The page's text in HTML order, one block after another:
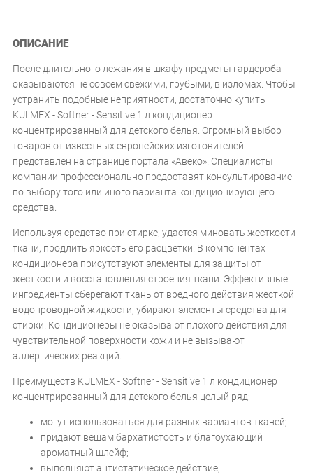
ОПИСАНИЕ
После длительного лежания в шкафу предметы гардероба
оказываются не совсем свежими, грубыми, в изломах. Чтобы
устранить подобные неприятности, достаточно купить
KULMEX - Softner - Sensitive 1 л кондиционер
концентрированный для детского белья. Огромный выбор
товаров от известных европейских изготовителей
представлен на странице портала «Авеко». Специалисты
компании профессионально предоставят консультирование
по выбору того или иного варианта кондиционирующего
средства.
Используя средство при стирке, удастся миновать жесткости
ткани, продлить яркость его расцветки. В компонентах
кондиционера присутствуют элементы для защиты от
жесткости и восстановления строения ткани. Эффективные
ингредиенты сберегают ткань от вредного действия жесткой
водопроводной жидкости, убирают элементы средства для
стирки. Кондиционеры не оказывают плохого действия для
чувствительной поверхности кожи и не вызывают
аллергических реакций.
Преимуществ KULMEX - Softner - Sensitive 1 л кондиционер
концентрированный для детского белья целый ряд:
могут использоваться для разных вариантов тканей;
придают вещам бархатистость и благоухающий
ароматный шлейф;
выполняют антистатическое действие;